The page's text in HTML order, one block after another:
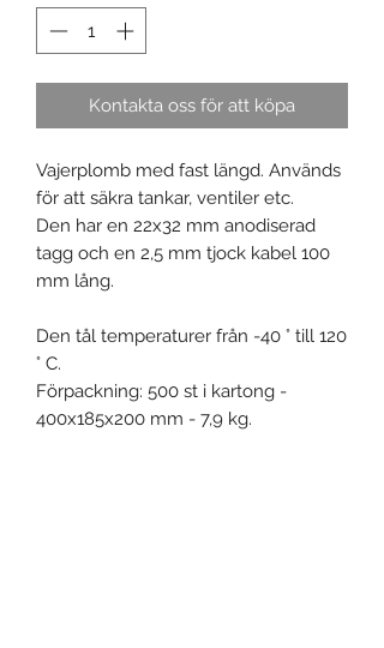
Kontakta oss för att köpa
Vajerplomb med fast längd. Används
för att säkra tankar, ventiler etc.
Den har en 22x32 mm anodiserad
tagg och en 2,5 mm tjock kabel 100
mm lång.
Den tål temperaturer från -40 ° till 120
° C.
Förpackning: 500 st i kartong -
400x185x200 mm - 7,9 kg.